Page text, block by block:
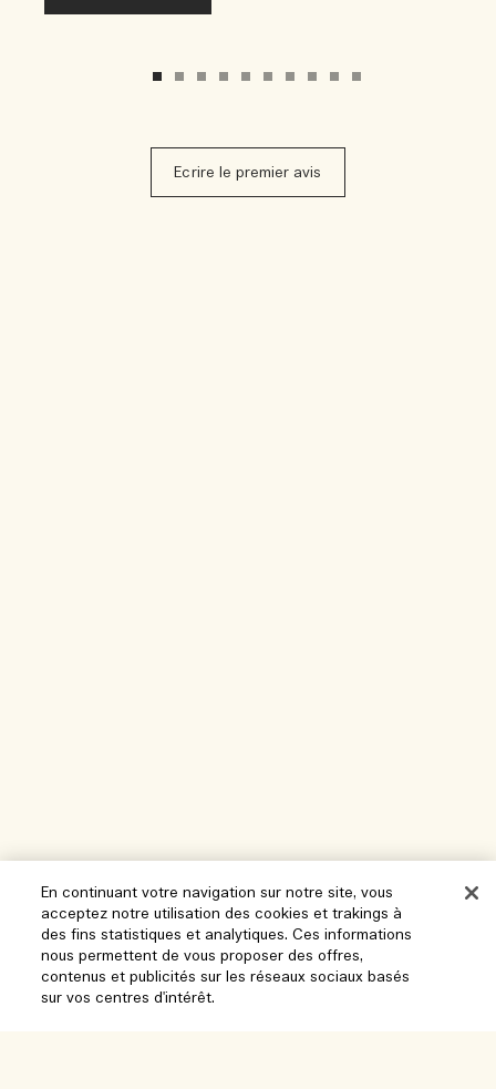
Ecrire le premier avis
Aide
Gérer les cookies
En continuant votre navigation sur notre site, vous
acceptez notre utilisation des cookies et trakings à
des fins statistiques et analytiques. Ces informations
nous permettent de vous proposer des offres,
contenus et publicités sur les réseaux sociaux basés
sur vos centres d'intérêt.